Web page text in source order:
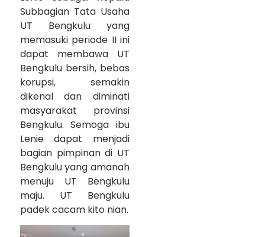
Subbagian Tata Usaha
UT Bengkulu yang
memasuki periode II ini
dapat membawa UT
Bengkulu bersih, bebas
korupsi, semakin
dikenal dan diminati
masyarakat provinsi
Bengkulu. Semoga ibu
Lenie dapat menjadi
bagian pimpinan di UT
Bengkulu yang amanah
menuju UT Bengkulu
maju. UT Bengkulu
padek cacam kito nian.